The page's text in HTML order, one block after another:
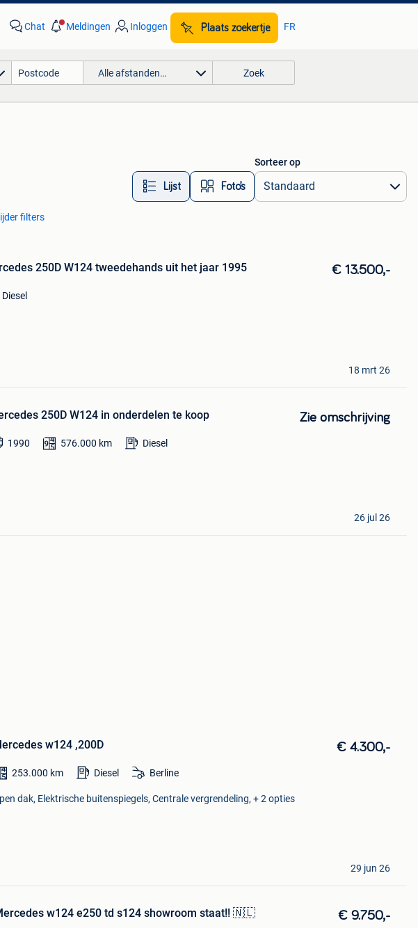
Chat Meldingen Inloggen Plaats zoekertje FR
Alle afstanden… Zoek
Lijst Foto’s
Sorteer op
filters
250D W124 tweedehands uit het jaar 1995 € 13.500,-
Diesel
18 mrt 26
250D W124 in onderdelen te koop Zie omschrijving
1990 576.000 km Diesel
26 jul 26
w124 ,200D € 4.300,-
253.000 km Diesel Berline
dak, Elektrische buitenspiegels, Centrale vergrendeling, + 2 opties
29 jun 26
w124 e250 td s124 showroom staat!! 🇳🇱 € 9.750,-